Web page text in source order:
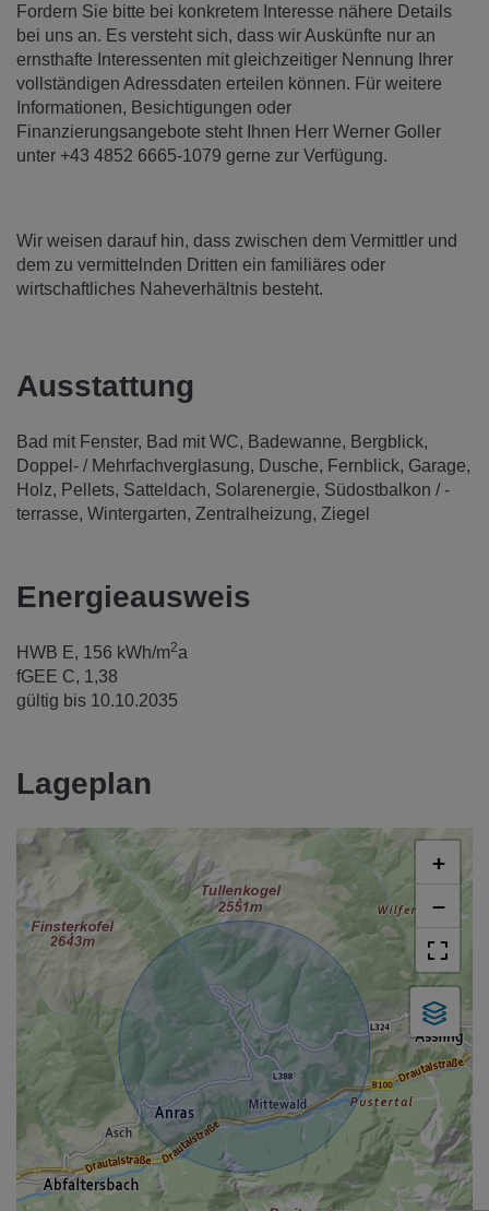
Fordern Sie bitte bei konkretem Interesse nähere Details
bei uns an. Es versteht sich, dass wir Auskünfte nur an
ernsthafte Interessenten mit gleichzeitiger Nennung Ihrer
vollständigen Adressdaten erteilen können. Für weitere
Informationen, Besichtigungen oder
Finanzierungsangebote steht Ihnen Herr Werner Goller
unter +43 4852 6665-1079 gerne zur Verfügung.
Wir weisen darauf hin, dass zwischen dem Vermittler und
dem zu vermittelnden Dritten ein familiäres oder
wirtschaftliches Naheverhältnis besteht.
Ausstattung
Bad mit Fenster Bad mit WC Badewanne
Bergblick
Doppel- / Mehrfachverglasung
Dusche Fernblick Garage
Holz
Pellets Satteldach Solarenergie Südostbalkon / -
terrasse Wintergarten Zentralheizung Ziegel
Energieausweis
HWB E, 156 kWh/m2a
fGEE C, 1,38
gültig bis 10.10.2035
Lageplan
+
−